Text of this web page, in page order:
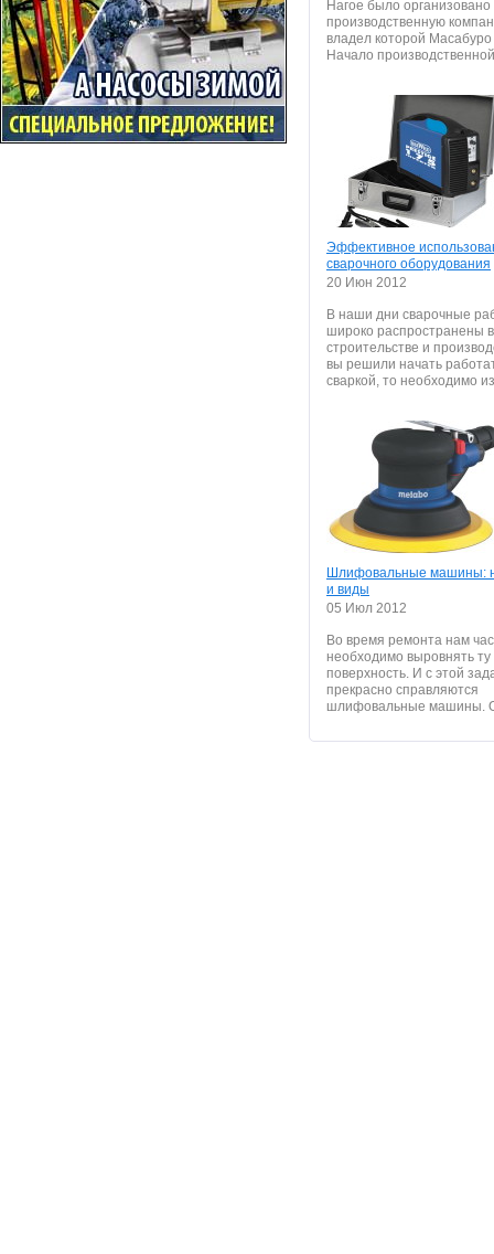
Нагое было организовано
производственную
владел которой
Начало
Эффективное
сварочного оборудования
20 Июн 2012
В наши дни сварочные
широко распространены в
строительстве и
вы решили начать
сваркой, то необходимо
Шлифовальные машины:
и виды
05 Июл 2012
Во время ремонта нам
необходимо выровнять
поверхность. И с этой
прекрасно справляются
шлифовальные машины.